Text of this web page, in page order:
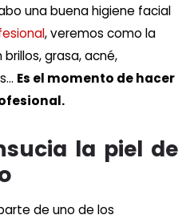
una buena higiene facial
, veremos como la
grasa, acné,
Es el momento de hacer
la piel de
de uno de los